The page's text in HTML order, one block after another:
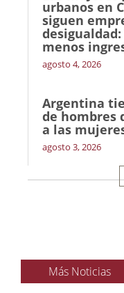
urbanos en
siguen
desigualdad:
menos
agosto 4, 2026
Argentina
de hombres
a las
agosto 3, 2026
Más Noticias